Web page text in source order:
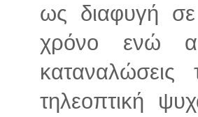
ως διαφυγή
χρόνο ενώ
τηλεοπτική